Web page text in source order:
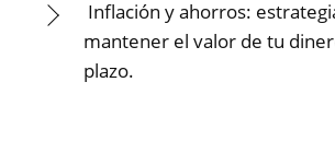
Inflación y ahorros:
mantener el valor de tu
plazo.